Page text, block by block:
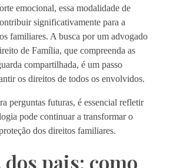
emocional, essa modalidade de
significativamente para a
familiares. A busca por um advogado
de Família, que compreenda as
compartilhada, é um passo
os direitos de todos os envolvidos.
perguntas futuras, é essencial refletir
pode continuar a transformar o
dos direitos familiares.
pais: como